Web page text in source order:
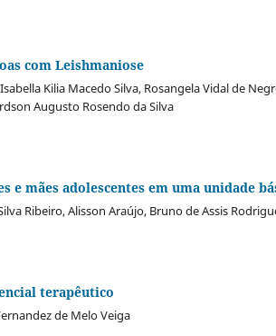
com Leishmaniose
Kilia Macedo Silva, Rosangela Vidal de
Augusto Rosendo da Silva
e mães adolescentes em uma unidade
Ribeiro, Alisson Araújo, Bruno de Assis
terapêutico
de Melo Veiga